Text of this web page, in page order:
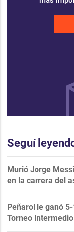
Seguí
Murió Jorge
en la carrera del
Peñarol le ganó
Torneo Intermedio